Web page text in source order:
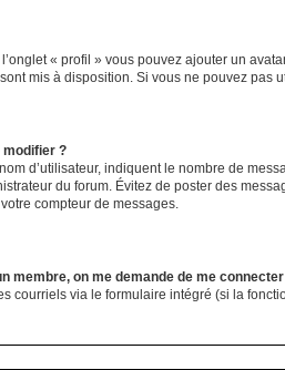
« profil » vous pouvez ajouter un
mis à disposition. Si vous ne pouvez pas
modifier ?
d’utilisateur, indiquent le nombre de
du forum. Évitez de poster des
compteur de messages.
membre, on me demande de me
courriels via le formulaire intégré (si la